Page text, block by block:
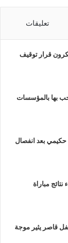
تعليقات
قرار توقيف
بها بالمؤسسات
بعد انفصال
مباراة
قاصر يثير موجة